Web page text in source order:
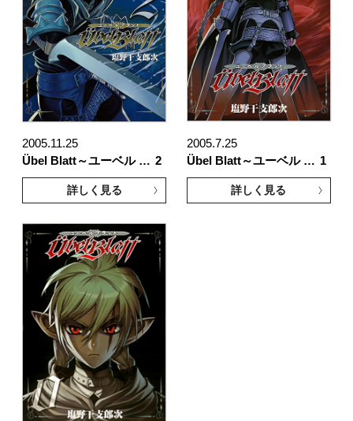
2005.11.25
Übel Blatt～ユーベル … 2
詳しく見る
2005.7.25
Übel Blatt～ユーベル … 1
詳しく見る